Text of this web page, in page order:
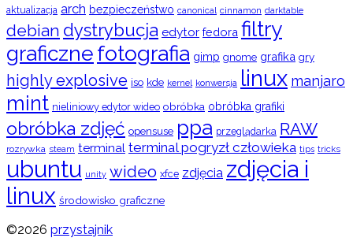
aktualizacja arch bezpieczeństwo canonical cinnamon darktable
debian dystrybucja edytor fedora filtry
graficznefotografia gimp gnome grafika gry
highly explosive iso kde kernel konwersja linux manjaro
mint nieliniowy edytor wideo obróbka obróbka grafiki
obróbka zdjęć opensuse ppa przeglądarka RAW
rozrywka steam terminal terminal pogryzł człowieka tips tricks
ubuntu unity wideo xfce zdjęcia zdjęcia i
linux środowisko graficzne
©2026 przystajnik